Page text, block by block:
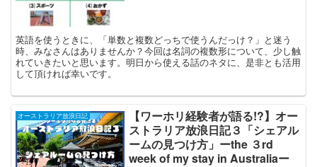
英語を使うときに、「単数と複数どっちで使うんだっけ？」と迷う
時、みなさんはありませんか？今回は名詞の複数形について、少し触
れていきたいと思います。明日から使える話のネタに、是非とも活用
して頂ければ幸いです。
オーストラリア放浪日記
【ワーホリ経験者が語る!?】オー
ストラリア放浪日記３「シェアル
ームの見つけ方」ーthe ３rd
week of my stay in Australiaー